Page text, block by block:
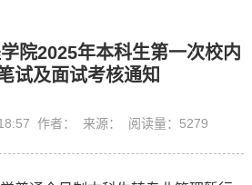
院2025年本科生第一次校内
试及面试考核通知
作者： 来源： 阅读量： 5279